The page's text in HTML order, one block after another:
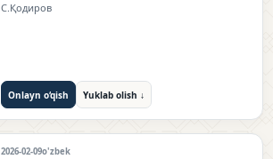
С.Қодиров
Onlayn o‘qish Yuklab olish ↓
2026-02-09o'zbek